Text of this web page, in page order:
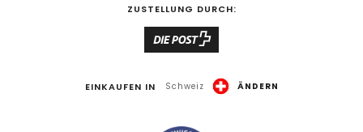
ZUSTELLUNG DURCH:
EINKAUFEN IN Schweiz ÄNDERN